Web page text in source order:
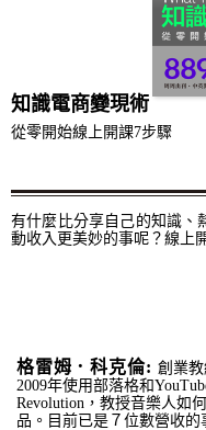
知識電商變現術
從零開始線上開課7步驟
有什麼比分享自己的知識、
動收入更美妙的事呢？線上
格雷姆．科克倫: 創業教
2009年使用部落格和
Revolution，教授音樂人如
品。目前已是７位數營收的